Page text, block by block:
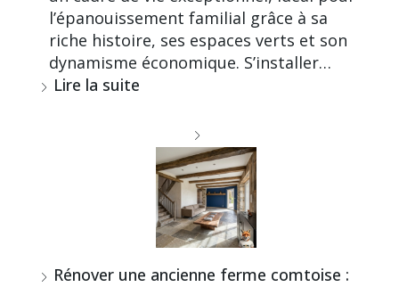
l’épanouissement familial grâce à sa
riche histoire, ses espaces verts et son
dynamisme économique. S’installer…
Lire la suite
Rénover une ancienne ferme comtoise :